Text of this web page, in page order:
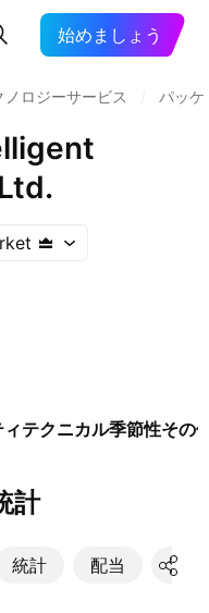
始めましょう
ノロジーサービス パッ
テクニカル季節性その
計
統計 配当 決算